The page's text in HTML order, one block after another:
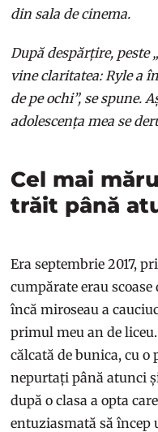
din sala de cinema.
După despărțire,
vine claritatea: Ryle a
de pe ochi”, se spune.
adolescența mea se
Cel mai
trăit până
Era septembrie 2017,
cumpărate erau
încă miroseau a
primul meu an de
călcată de bunica, cu o
nepurtați până atunci
după o clasa a opta
entuziasmată să încep